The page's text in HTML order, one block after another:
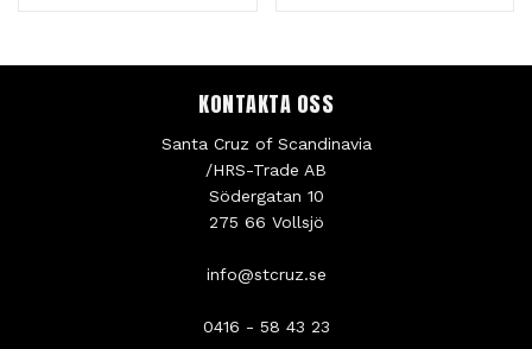
KONTAKTA OSS
Santa Cruz of Scandinavia
/HRS-Trade AB
Södergatan 10
275 66 Vollsjö
info@stcruz.se
0416 - 58 43 23